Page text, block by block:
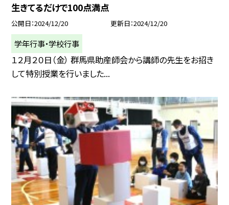
生きてるだけで100点満点
公開日 2024/12/20 更新日 2024/12/20
学年行事・学校行事
１２月２０日（金） 群馬県助産師会から講師の先生をお招き
して特別授業を行いました...